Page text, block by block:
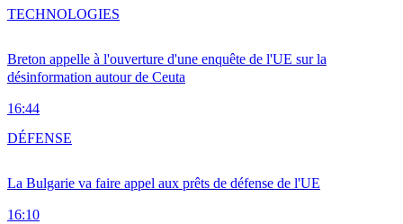
Breton appelle à l'ouverture d'une enquête de l'UE sur la
désinformation autour de Ceuta
16:44
TECHNOLOGIES
La Bulgarie va faire appel aux prêts de défense de l'UE
16:10
DÉFENSE